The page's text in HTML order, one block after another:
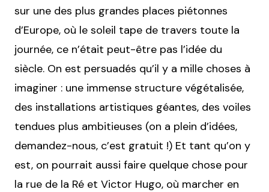
sur une des plus grandes places piétonnes
d’Europe, où le soleil tape de travers toute la
journée, ce n’était peut-être pas l’idée du
siècle. On est persuadés qu’il y a mille choses à
imaginer : une immense structure végétalisée,
des installations artistiques géantes, des voiles
tendues plus ambitieuses (on a plein d’idées,
demandez-nous, c’est gratuit !) Et tant qu’on y
est, on pourrait aussi faire quelque chose pour
la rue de la Ré et Victor Hugo, où marcher en